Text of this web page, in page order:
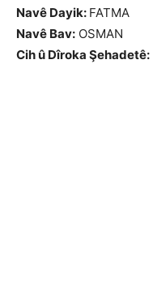
Navê Dayik: FATMA
Navê Bav: OSMAN
Cih û Dîroka Şehadetê: